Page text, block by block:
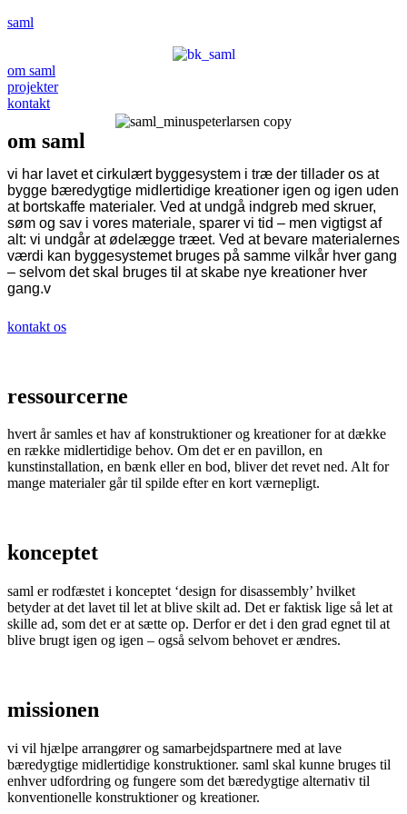
saml
om saml
projekter
kontakt
om saml
vi har lavet et cirkulært byggesystem i træ der tillader os at
bygge bæredygtige midlertidige kreationer igen og igen uden
at bortskaffe materialer. Ved at undgå indgreb med skruer,
søm og sav i vores materiale, sparer vi tid – men vigtigst af
alt: vi undgår at ødelægge træet. Ved at bevare materialernes
værdi kan byggesystemet bruges på samme vilkår hver gang
– selvom det skal bruges til at skabe nye kreationer hver
gang.v
kontakt os
ressourcerne
hvert år samles et hav af konstruktioner og kreationer for at dække
en række midlertidige behov. Om det er en pavillon, en
kunstinstallation, en bænk eller en bod, bliver det revet ned. Alt for
mange materialer går til spilde efter en kort værnepligt.
konceptet
saml er rodfæstet i konceptet ‘design for disassembly’ hvilket
betyder at det lavet til let at blive skilt ad. Det er faktisk lige så let at
skille ad, som det er at sætte op. Derfor er det i den grad egnet til at
blive brugt igen og igen – også selvom behovet er ændres.
missionen
vi vil hjælpe arrangører og samarbejdspartnere med at lave
bæredygtige midlertidige konstruktioner. saml skal kunne bruges til
enhver udfordring og fungere som det bæredygtige alternativ til
konventionelle konstruktioner og kreationer.